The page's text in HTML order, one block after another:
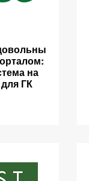
на
ГК